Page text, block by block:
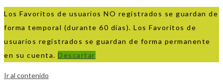
Los Favoritos de usuarios NO registrados se guardan de
forma temporal (durante 60 días). Los Favoritos de
usuarios registrados se guardan de forma permanente
en su cuenta. Descartar
Ir al contenido